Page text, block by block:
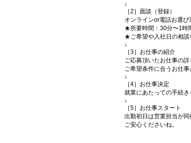
↓
［2］面談（登録）
オンラインor電話お選び
★所要時間：30分〜1時
★ご希望や入社日の相談
↓
［3］お仕事の紹介
ご応募頂いたお仕事の詳
ご希望条件に合うお仕
↓
［4］お仕事決定
就業にあたっての手続き
↓
［5］お仕事スタート
出勤初日は営業担当が
ご安心くださいね。